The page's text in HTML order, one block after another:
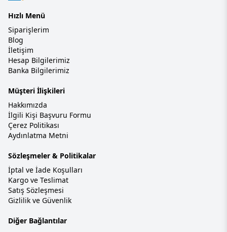
Hızlı Menü
Siparişlerim
Blog
İletişim
Hesap Bilgilerimiz
Banka Bilgilerimiz
Müşteri İlişkileri
Hakkımızda
İlgili Kişi Başvuru Formu
Çerez Politikası
Aydınlatma Metni
Sözleşmeler & Politikalar
İptal ve İade Koşulları
Kargo ve Teslimat
Satış Sözleşmesi
Gizlilik ve Güvenlik
Diğer Bağlantılar